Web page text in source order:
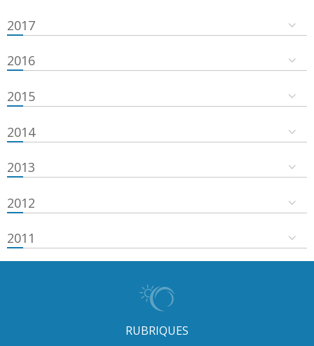
2017
2016
2015
2014
2013
2012
2011
RUBRIQUES